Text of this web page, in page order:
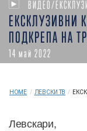
ВИДЕО/
ЕКСКЛУЗИВНИ
ПОДКРЕПА НА
14 май 2022
HOME / ЛЕВСКИ ТВ /
Левскари,